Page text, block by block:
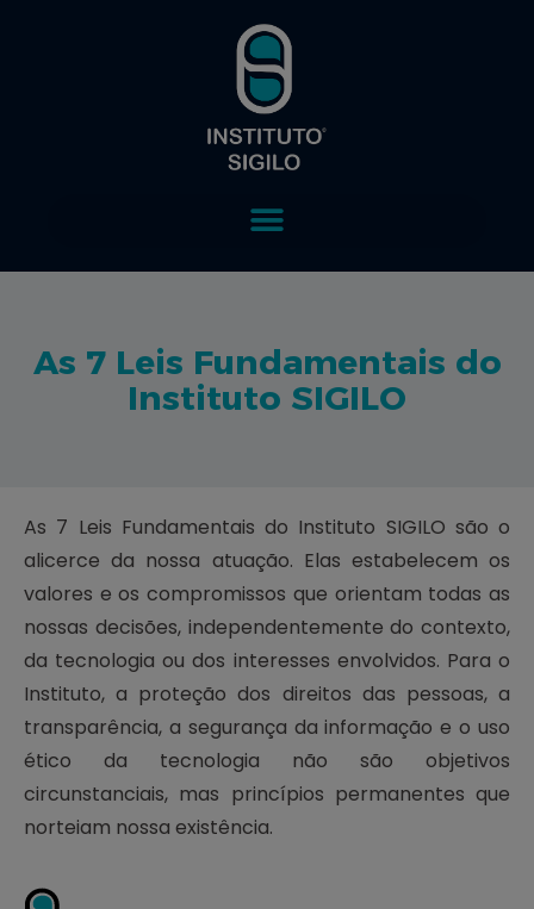
As 7 Leis Fundamentais do
Instituto SIGILO
As 7 Leis Fundamentais do Instituto SIGILO são o
alicerce da nossa atuação. Elas estabelecem os
valores e os compromissos que orientam todas as
nossas decisões, independentemente do contexto,
da tecnologia ou dos interesses envolvidos. Para o
Instituto, a proteção dos direitos das pessoas, a
transparência, a segurança da informação e o uso
ético da tecnologia não são objetivos
circunstanciais, mas princípios permanentes que
norteiam nossa existência.